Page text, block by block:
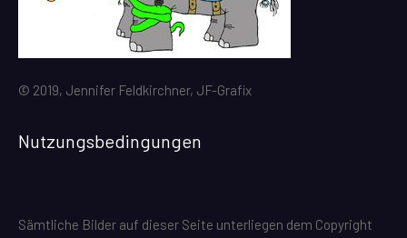
© 2019, Jennifer Feldkirchner, JF-Grafix
Nutzungsbedingungen
Sämtliche Bilder auf dieser Seite unterliegen dem Copyright